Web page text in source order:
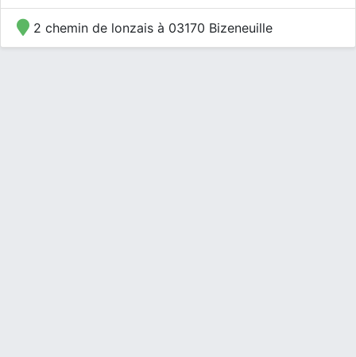
2 chemin de lonzais à 03170 Bizeneuille